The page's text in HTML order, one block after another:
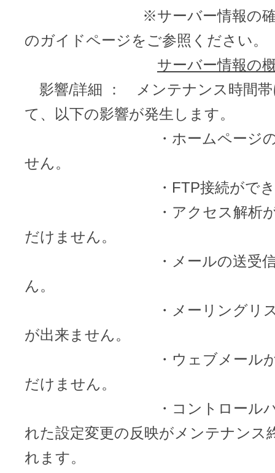
※ 弊社が独自で調査したホスティングシェ
ています
ドメインのセキュリティ診断を
お名前.comネットde診断
メールアドレスを作成
お名前メール
440万枚以上の電子証明書発行実績
ブランド保護対策をかんたんに
ドメインモニタリング
その他
ドメイン販売パートナー
API連携や後払いが可能なプログラム
販売パートナー制度
Domain ResellerProgram
API Integration,Bulk Discount
アフィリエイト
バナー・テキスト広告などの掲載紹
アフィリエイト（成果報酬型
※サーバー情報の確認
のガイドページをご参照ください。
サーバー情報の
影響/詳細 ： メンテナンス時間帯
て、以下の影響が発生します。
・ホームページの表
せん。
・FTP接続ができま
・アクセス解析がご
だけません。
・メールの送受信が
ん。
・メーリングリスト
が出来ません。
・ウェブメールがご
だけません。
・コントロールパネ
れた設定変更の反映がメンテナンス
れます。